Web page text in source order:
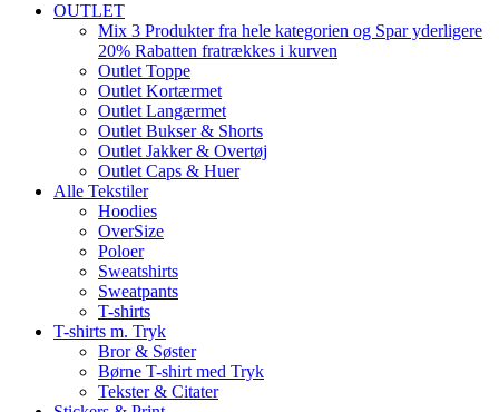
OUTLET
Mix 3 Produkter fra hele kategorien og Spar yderligere
20% Rabatten fratrækkes i kurven
Outlet Toppe
Outlet Kortærmet
Outlet Langærmet
Outlet Bukser & Shorts
Outlet Jakker & Overtøj
Outlet Caps & Huer
Alle Tekstiler
Hoodies
OverSize
Poloer
Sweatshirts
Sweatpants
T-shirts
T-shirts m. Tryk
Bror & Søster
Børne T-shirt med Tryk
Tekster & Citater